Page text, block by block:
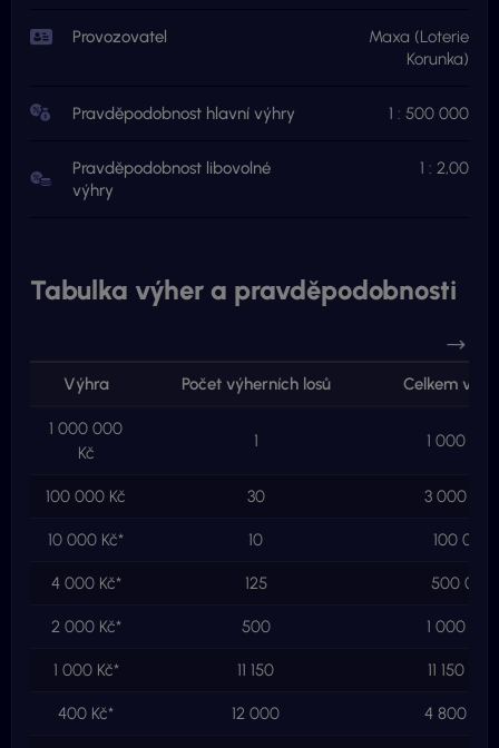
Provozovatel
Maxa (Loterie
Korunka)
Pravděpodobnost hlavní výhry 1 : 500 000
Pravděpodobnost libovolné
výhry
1 : 2,00
Tabulka výher a pravděpodobnosti
Výhra Počet výherních losů Celkem ve
1 000 000
Kč
1 1 000
100 000 Kč 30 3 000
10 000 Kč* 10 100 000
4 000 Kč* 125 500 000
2 000 Kč* 500 1 000
1 000 Kč* 11 150 11 150
400 Kč* 12 000 4 800